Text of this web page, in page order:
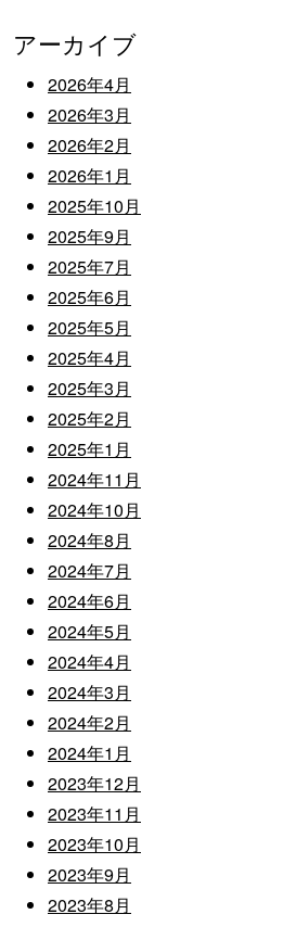
アーカイブ
2026年4月
2026年3月
2026年2月
2026年1月
2025年10月
2025年9月
2025年7月
2025年6月
2025年5月
2025年4月
2025年3月
2025年2月
2025年1月
2024年11月
2024年10月
2024年8月
2024年7月
2024年6月
2024年5月
2024年4月
2024年3月
2024年2月
2024年1月
2023年12月
2023年11月
2023年10月
2023年9月
2023年8月